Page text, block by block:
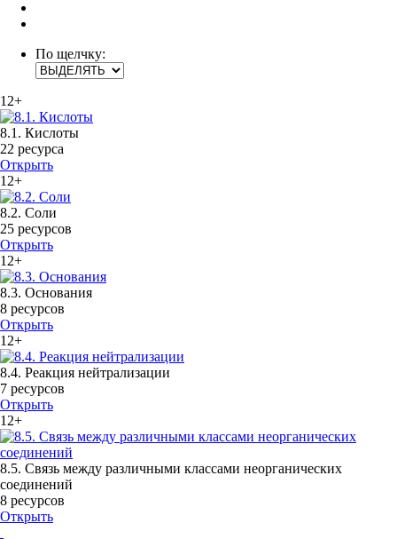
По щелчку:
12+
8.1. Кислоты
22 ресурса
Открыть
12+
8.2. Соли
25 ресурсов
Открыть
12+
8.3. Основания
8 ресурсов
Открыть
12+
8.4. Реакция нейтрализации
7 ресурсов
Открыть
12+
8.5. Связь между различными классами неорганических
соединений
8 ресурсов
Открыть